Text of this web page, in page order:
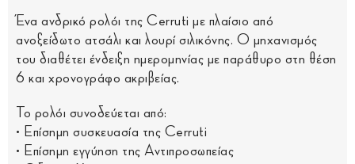
Ένα ανδρικό ρολόι της Cerruti με πλαίσιο από
ανοξείδωτο ατσάλι και λουρί σιλικόνης. Ο μηχανισμός
του διαθέτει ένδειξη ημερομηνίας με παράθυρο στη θέση
6 και χρονογράφο ακριβείας.
Το ρολόι συνοδεύεται από:
• Επίσημη συσκευασία της Cerruti
• Επίσημη εγγύηση της Αντιπροσωπείας